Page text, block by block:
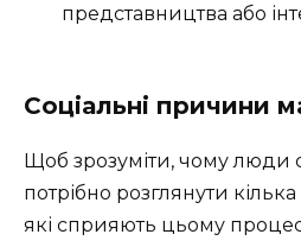
представництва або
Соціальні причини
Щоб зрозуміти, чому люди
потрібно розглянути
які сприяють цьому